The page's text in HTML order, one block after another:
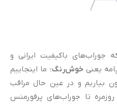
جوراب‌های باکیفیت ایرانی و
یعنی خوش‌رنگ؛ ما اینجاییم
بیاریم و در عین حال مراقب
تا جوراب‌های پرفورمنس